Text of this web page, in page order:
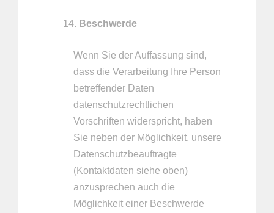
Beschwerde
Wenn Sie der Auffassung sind,
dass die Verarbeitung Ihre Person
betreffender Daten
datenschutzrechtlichen
Vorschriften widerspricht, haben
Sie neben der Möglichkeit, unsere
Datenschutzbeauftragte
(Kontaktdaten siehe oben)
anzusprechen auch die
Möglichkeit einer Beschwerde